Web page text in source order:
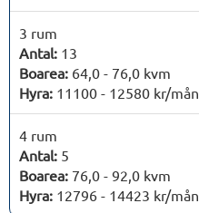
3 rum
Antal: 13
Boarea: 64,0 - 76,0 kvm
Hyra: 11100 - 12580 kr/mån
4 rum
Antal: 5
Boarea: 76,0 - 92,0 kvm
Hyra: 12796 - 14423 kr/mån